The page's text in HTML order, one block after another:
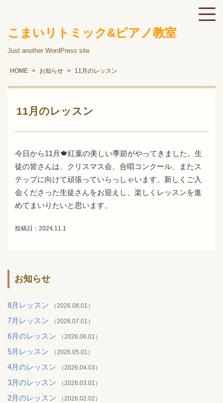
こまいリトミック&ピアノ教室
Just another WordPress site
HOME お知らせ 11月のレッスン
11月のレッスン
今日から11月🍁紅葉の美しい季節がやってきました。生
徒の皆さんは、クリスマス会、合唱コンクール、またス
テップに向けて頑張っていらっしゃいます。新しくご入
会くださった生徒さんをお迎えし、楽しくレッスンを進
めてまいりたいと思います。
投稿日：2024.11.1
お知らせ
8月レッスン （2026.08.01）
7月レッスン （2026.07.01）
6月のレッスン （2026.06.01）
5月レッスン （2026.05.01）
4月のレッスン （2026.04.03）
3月のレッスン （2026.03.01）
2月のレッスン （2026.02.02）